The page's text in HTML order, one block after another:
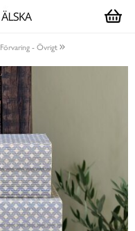
Förvaring - Övrigt